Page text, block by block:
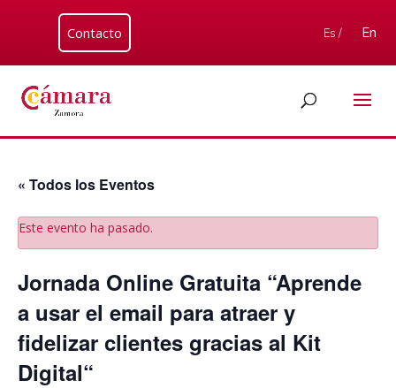
Contacto Es / En
« Todos los Eventos
Este evento ha pasado.
Jornada Online Gratuita “Aprende
a usar el email para atraer y
fidelizar clientes gracias al Kit
Digital“